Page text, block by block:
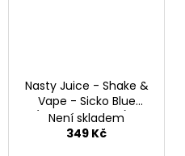
Nasty Juice - Shake &
Vape - Sicko Blue
(Malinová směs) -
20ml
Není skladem
349 Kč